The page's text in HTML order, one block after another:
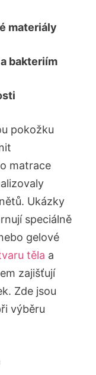
materiály
bakteriím
pokožku
‍matrace
Ukázky
speciálně
gelové
těla a
zajišťují
Zde jsou
výběru